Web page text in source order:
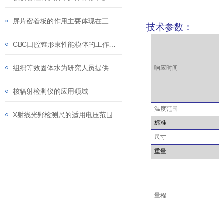
核辐射检测仪的应用领域
技术参数：
响应时间
温度范围
标准
尺寸
重量
量程